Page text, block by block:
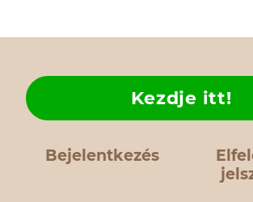
Bejelentkezés
Kezdje itt!